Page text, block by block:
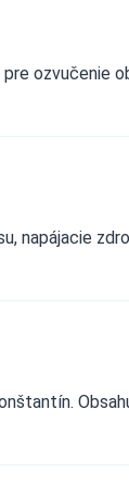
ozvučenie
napájacie